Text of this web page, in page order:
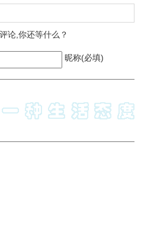
论,你还等什么？
昵称(必填)